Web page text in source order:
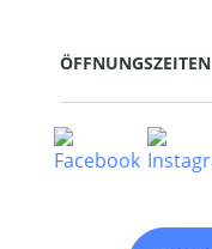
ÖFFNUNGSZEITEN